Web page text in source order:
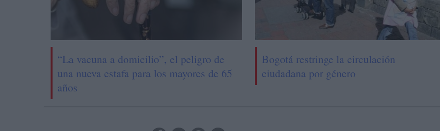
“La vacuna a domicilio”, el peligro de
una nueva estafa para los mayores de 65
años
Bogotá restringe la circulación
ciudadana por género